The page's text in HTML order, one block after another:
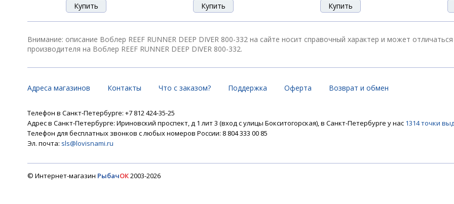
Воблер REEF RUNNER DEEP DIVER 800-172
Воблер REEF RUNNER DEEP DIVER 800-176
Внимание: описание Воблер REEF RUNNER DEEP DIVER 800-332 на сайте носит справочный характер и может
производителя на Воблер REEF RUNNER DEEP DIVER 800-332.
Адреса магазинов Контакты Что с заказом? Поддержка Оферта Возврат и обмен
Телефон в Санкт-Петербурге: +7 812 424-35-25
Адрес в Санкт-Петербурге: Ириновский проспект, д 1 лит 3 (вход с улицы Бокситогорская), в Санкт-Петербурге у нас 1314 точки
Телефон для бесплатных звонков с любых номеров России: 8 804 333 00 85
Эл. почта: sls@lovisnami.ru
© Интернет-магазин РыбачОК2003-2026